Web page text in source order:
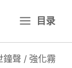
目录
鐘聲 / 強化霧